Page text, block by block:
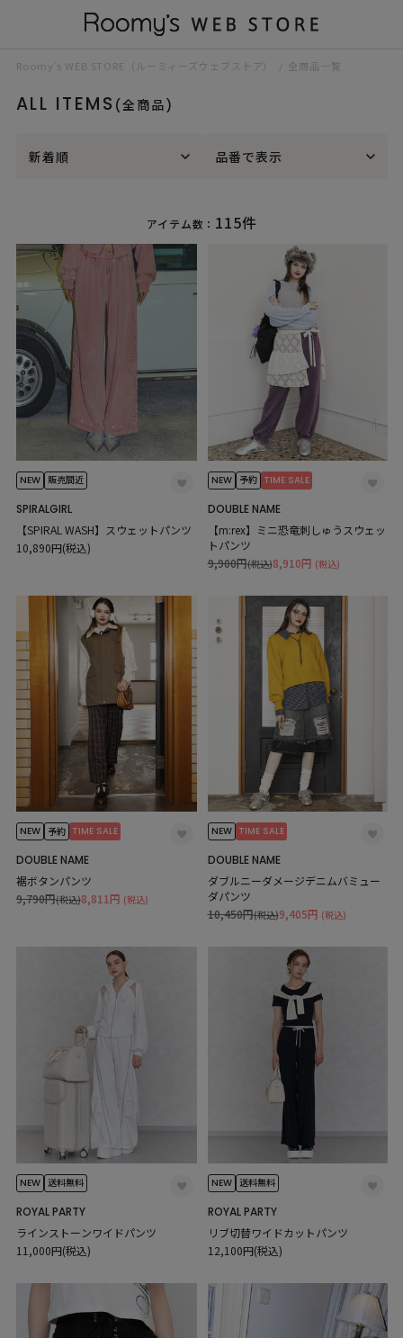
Roomy’s WEB STORE（ルーミィーズウェブストア） 全商品一覧
ALL ITEMS (全商品)
新着順 品番で表示
アイテム数： 115件
NEW 販売間近
SPIRALGIRL
【SPIRAL WASH】スウェットパンツ
10,890円(税込)
NEW 予約 TIME SALE
DOUBLE NAME
【m:rex】ミニ恐竜刺しゅうスウェッ
トパンツ
8,910円 (税込)
9,900円(税込)
NEW 予約 TIME SALE
DOUBLE NAME
裾ボタンパンツ
8,811円 (税込)
9,790円(税込)
NEW TIME SALE
DOUBLE NAME
ダブルニーダメージデニムバミュー
ダパンツ
9,405円 (税込)
10,450円(税込)
NEW 送料無料
ROYAL PARTY
ラインストーンワイドパンツ
11,000円(税込)
NEW 送料無料
ROYAL PARTY
リブ切替ワイドカットパンツ
12,100円(税込)